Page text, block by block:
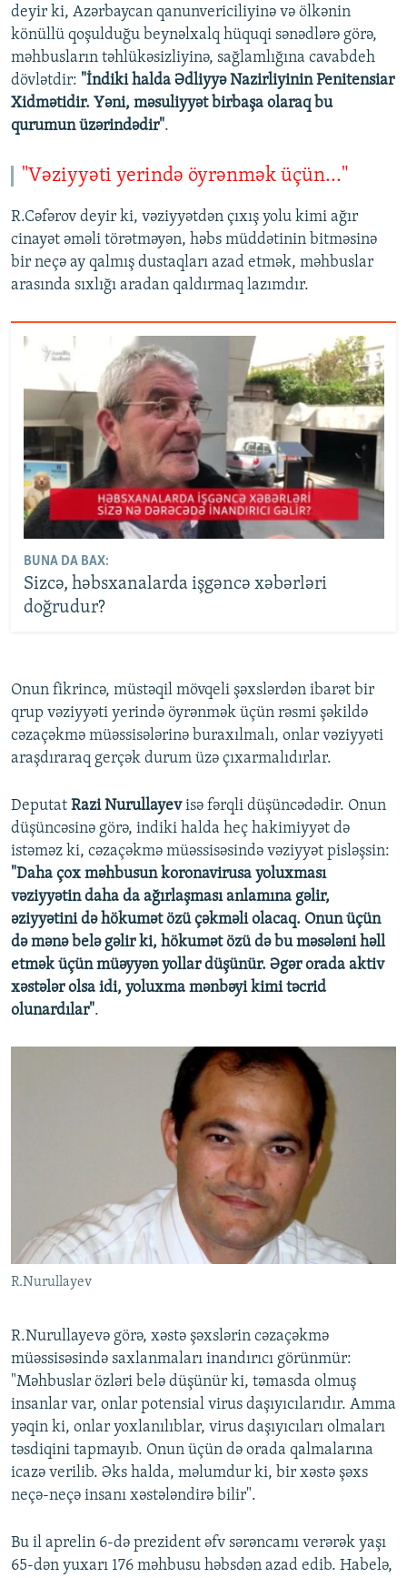
deyir ki, Azərbaycan qanunvericiliyinə və ölkənin
könüllü qoşulduğu beynəlxalq hüquqi sənədlərə görə,
məhbusların təhlükəsizliyinə, sağlamlığına cavabdeh
dövlətdir: "İndiki halda Ədliyyə Nazirliyinin Penitensiar
Xidmətidir. Yəni, məsuliyyət birbaşa olaraq bu
qurumun üzərindədir".
"Vəziyyəti yerində öyrənmək üçün..."
R.Cəfərov deyir ki, vəziyyətdən çıxış yolu kimi ağır
cinayət əməli törətməyən, həbs müddətinin bitməsinə
bir neçə ay qalmış dustaqları azad etmək, məhbuslar
arasında sıxlığı aradan qaldırmaq lazımdır.
BUNA DA BAX:
Sizcə, həbsxanalarda işgəncə xəbərləri
doğrudur?
Onun fikrincə, müstəqil mövqeli şəxslərdən ibarət bir
qrup vəziyyəti yerində öyrənmək üçün rəsmi şəkildə
cəzaçəkmə müəssisələrinə buraxılmalı, onlar vəziyyəti
araşdıraraq gerçək durum üzə çıxarmalıdırlar.
Deputat Razi Nurullayevisə fərqli düşüncədədir. Onun
düşüncəsinə görə, indiki halda heç hakimiyyət də
istəməz ki, cəzaçəkmə müəssisəsində vəziyyət pisləşsin:
"Daha çox məhbusun koronavirusa yoluxması
vəziyyətin daha da ağırlaşması anlamına gəlir,
əziyyətini də hökumət özü çəkməli olacaq. Onun üçün
də mənə belə gəlir ki, hökumət özü də bu məsələni həll
etmək üçün müəyyən yollar düşünür. Əgər orada aktiv
xəstələr olsa idi, yoluxma mənbəyi kimi təcrid
olunardılar".
R.Nurullayev
R.Nurullayevə görə, xəstə şəxslərin cəzaçəkmə
müəssisəsində saxlanmaları inandırıcı görünmür:
"Məhbuslar özləri belə düşünür ki, təmasda olmuş
insanlar var, onlar potensial virus daşıyıcılarıdır. Amma
yəqin ki, onlar yoxlanılıblar, virus daşıyıcıları olmaları
təsdiqini tapmayıb. Onun üçün də orada qalmalarına
icazə verilib. Əks halda, məlumdur ki, bir xəstə şəxs
neçə-neçə insanı xəstələndirə bilir".
Bu il aprelin 6-də prezident əfv sərəncamı verərək yaşı
65-dən yuxarı 176 məhbusu həbsdən azad edib. Habelə,